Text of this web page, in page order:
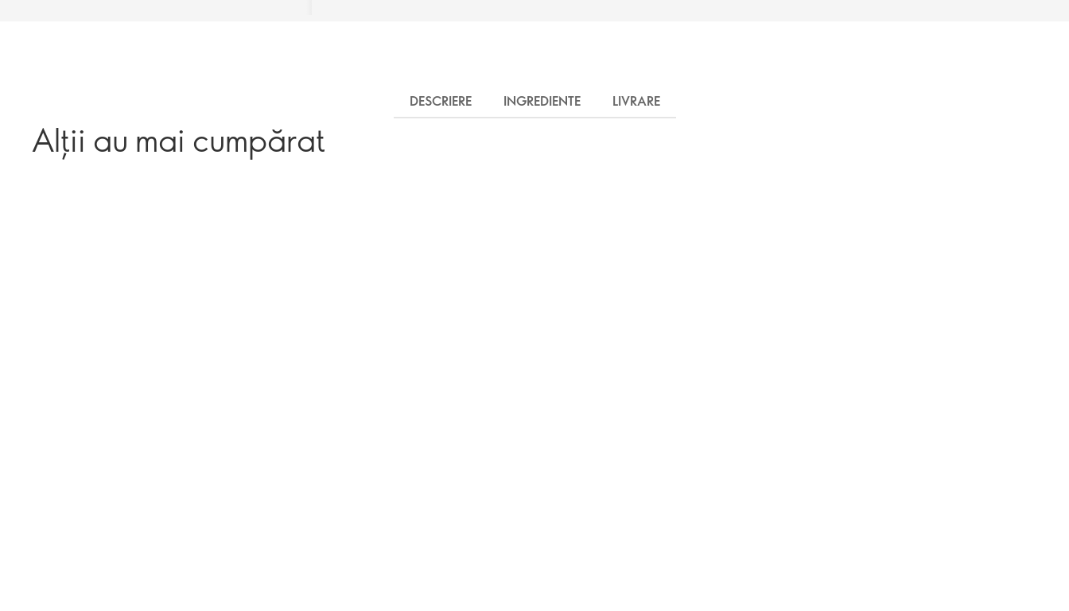
DESCRIERE INGREDIENTE LIVRARE
Alții au mai cumpărat